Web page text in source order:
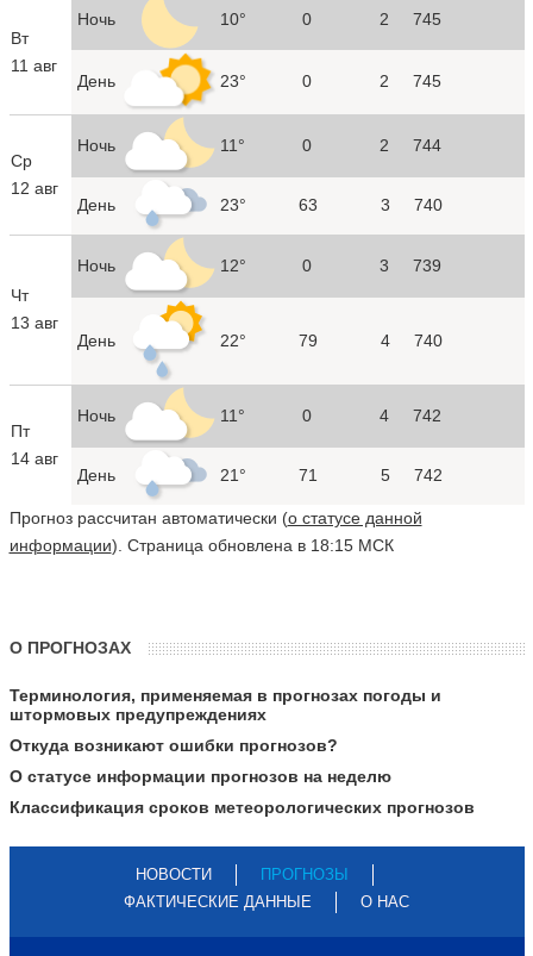
Вт
11 авг
Ночь 10° 0 2 745
День 23° 0 2 745
Ср
12 авг
Ночь 11° 0 2 744
День 23° 63 3 740
Чт
13 авг
Ночь 12° 0 3 739
День 22° 79 4 740
Пт
14 авг
Ночь 11° 0 4 742
День 21° 71 5 742
Прогноз рассчитан автоматически (о статусе данной
информации). Страница обновлена в 18:15 МСК
О ПРОГНОЗАХ
Терминология, применяемая в прогнозах погоды и
штормовых предупреждениях
Откуда возникают ошибки прогнозов?
О статусе информации прогнозов на неделю
Классификация сроков метеорологических прогнозов
НОВОСТИ
ПРОГНОЗЫ
ФАКТИЧЕСКИЕ ДАННЫЕ
О НАС